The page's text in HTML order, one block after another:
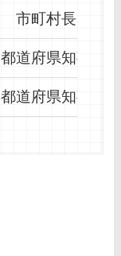
市町村長
都道府県知事
都道府県知事